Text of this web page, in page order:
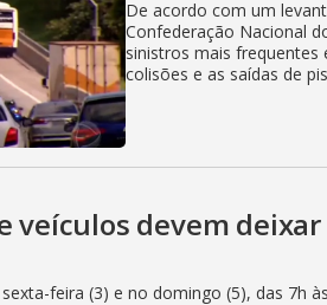
De acordo com um
Confederação Nacional
sinistros mais frequentes
colisões e as saídas de
veículos devem
feira (3) e no domingo (5), das 7h